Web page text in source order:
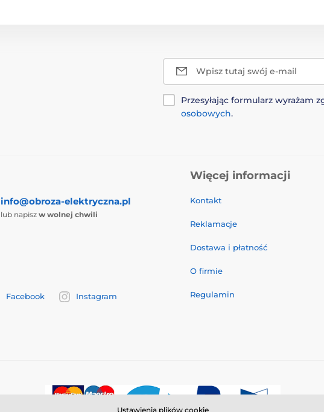
Wpisz tutaj swój e-mail
Przesyłając formularz wyrażam
osobowych.
info@obroza-elektryczna.pl
lub napisz w wolnej chwili
Facebook Instagram
Więcej informacji
Kontakt
Reklamacje
Dostawa i płatność
O firmie
Regulamin
Ustawienia plików cookie